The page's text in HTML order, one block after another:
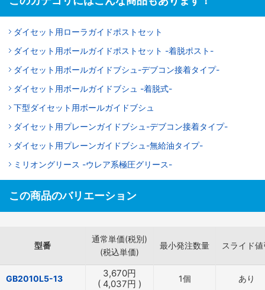
ダイセット用ローラガイドポストセット
ダイセット用ボールガイドポストセット -着脱ポスト-
ダイセット用ボールガイドブシュ-デブコン接着タイプ-
ダイセット用ボールガイドブシュ -着脱式-
下型ダイセット用ボールガイドブシュ
ダイセット用プレーンガイドブシュ-デブコン接着タイプ-
ダイセット用プレーンガイドブシュ-無給油タイプ-
ミリオングリース -ウレア系極圧グリース-
この商品のバリエーション
型番
通常単価(税別)
(税込単価)
最小発注数量 スライド
GB2010L5-13 3,670円
( 4,037円 ) 1個 あり